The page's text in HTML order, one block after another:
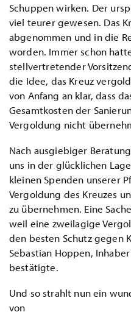
Schuppen wirken. Der
viel teurer gewesen. Das
abgenommen und in die
worden. Immer schon
stellvertretender
die Idee, das Kreuz
von Anfang an klar, dass
Gesamtkosten der
Vergoldung nicht
Nach ausgiebiger
uns in der glücklichen
kleinen Spenden unserer
Vergoldung des Kreuzes
zu übernehmen. Eine
weil eine zweilagige
den besten Schutz gegen
Sebastian Hoppen,
bestätigte.
Und so strahlt nun ein
von